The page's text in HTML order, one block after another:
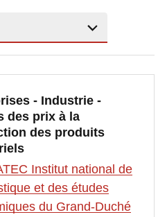
- Industrie -
des prix à la
des produits
Institut national de
et des études
du Grand-Duché